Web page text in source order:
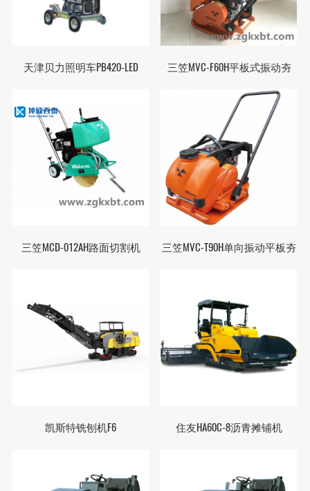
天津贝力照明车PB420-LED 三笠MVC-F60H平板式振动夯
三笠MCD-012AH路面切割机 三笠MVC-T90H单向振动平板夯
凯斯特铣刨机F6 住友HA60C-8沥青摊铺机